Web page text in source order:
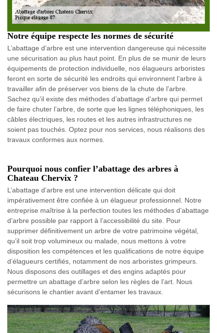
Notre équipe respecte les normes de sécurité
L’abattage d’arbre est une intervention dangereuse qui nécessite
une sécurisation au plus haut point. En plus de se munir de leurs
équipements de protection individuelle, nos élagueurs arboristes
feront en sorte de sécurité les endroits qui environnent l’arbre à
travailler afin de préserver vos biens de la chute de l’arbre.
Sachez qu’il existe des méthodes d’abattage d’arbre qui permet
de faire chuter l’arbre, de sorte que les lignes téléphoniques, les
câbles électriques, les routes et les autres infrastructures ne
soient pas touchés. Optez pour nos services, nous réalisons des
travaux conformes aux normes.
Pourquoi nous confier l’abattage des arbres à
Chateau Chervix ?
L’abattage d’arbre est une intervention délicate qui doit
impérativement être confiée à un élagueur professionnel. Notre
entreprise maîtrise à la perfection toutes les méthodes d’abattage
d’arbre possible par rapport à l’accessibilité du site. Pour
supprimer définitivement un arbre de votre patrimoine végétal,
qu’il soit trop volumineux ou malade, nous mettons à votre
disposition les compétences et les qualifications de notre équipe
d’élagueurs certifiés, notamment de nos arboristes grimpeurs.
Nous disposons des outillages et des engins adaptés pour
permettre un abattage d’arbre selon les règles de l’art. Nous
sécurisons le chantier avant d’entamer les travaux.